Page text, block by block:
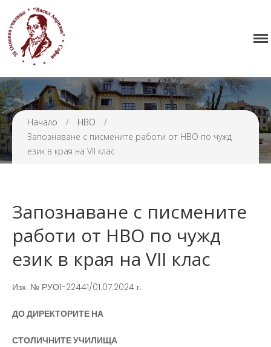
Училището
Нормативна уредба
Проекти и дейности
Начало / НВО
/
Запознаване с писмените работи от НВО по чужд
език в края на VII клас
Запознаване с писмените
работи от НВО по чужд
език в края на VII клас
Изх. № РУО1-22441/01.07.2024 г.
ДО ДИРЕКТОРИТЕ НА
СТОЛИЧНИТЕ УЧИЛИЩА